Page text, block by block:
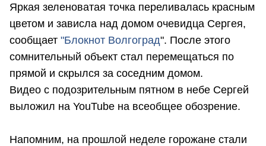
Яркая зеленоватая точка переливалась красным
цветом и зависла над домом очевидца Сергея,
сообщает "Блокнот Волгоград". После этого
сомнительный объект стал перемещаться по
прямой и скрылся за соседним домом.
Видео с подозрительным пятном в небе Сергей
выложил на YouTube на всеобщее обозрение.
Напомним, на прошлой неделе горожане стали